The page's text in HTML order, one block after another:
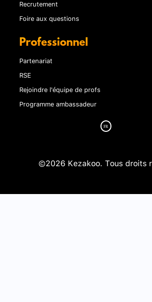
Recrutement
Foire aux questions
Professionnel
Partenariat
RSE
Rejoindre l'équipe de profs
Programme ambassadeur
©2026 Kezakoo. Tous droits